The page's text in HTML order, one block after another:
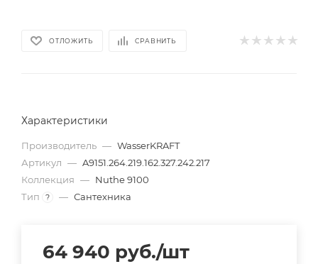
ОТЛОЖИТЬ СРАВНИТЬ
Характеристики
Производитель — WasserKRAFT
Артикул — A9151.264.219.162.327.242.217
Коллекция — Nuthe 9100
Тип
? — Сантехника
64 940 руб./шт